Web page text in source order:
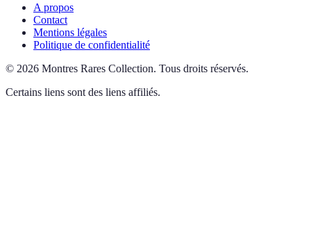
A propos
Contact
Mentions légales
Politique de confidentialité
© 2026 Montres Rares Collection. Tous droits réservés.
Certains liens sont des liens affiliés.